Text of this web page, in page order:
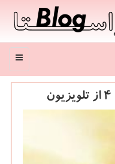
منو